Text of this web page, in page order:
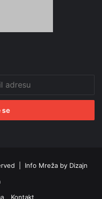
| Info Mreža by Dizajn
Kontakt